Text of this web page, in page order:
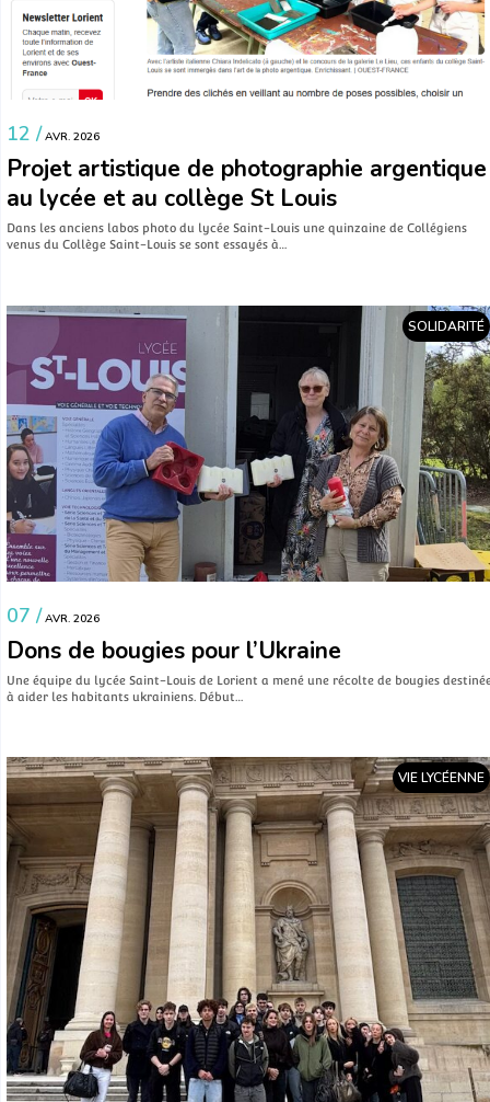
12 / AVR. 2026
Projet artistique de photographie argentique
au lycée et au collège St Louis
Dans les anciens labos photo du lycée Saint-Louis une quinzaine de Collégiens
venus du Collège Saint-Louis se sont essayés à…
SOLIDARITÉ
07 / AVR. 2026
Dons de bougies pour l’Ukraine
Une équipe du lycée Saint-Louis de Lorient a mené une récolte de bougies
à aider les habitants ukrainiens. Début…
VIE LYCÉENNE